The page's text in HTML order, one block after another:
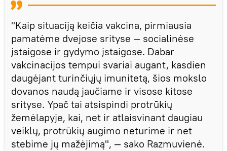
"Kaip situaciją keičia vakcina, pirmiausia
pamatėme dvejose srityse — socialinėse
įstaigose ir gydymo įstaigose. Dabar
vakcinacijos tempui svariai augant, kasdien
daugėjant turinčiųjų imunitetą, šios mokslo
dovanos naudą jaučiame ir visose kitose
srityse. Ypač tai atsispindi protrūkių
žemėlapyje, kai, net ir atlaisvinant daugiau
veiklų, protrūkių augimo neturime ir net
stebime jų mažėjimą", — sako Razmuvienė.